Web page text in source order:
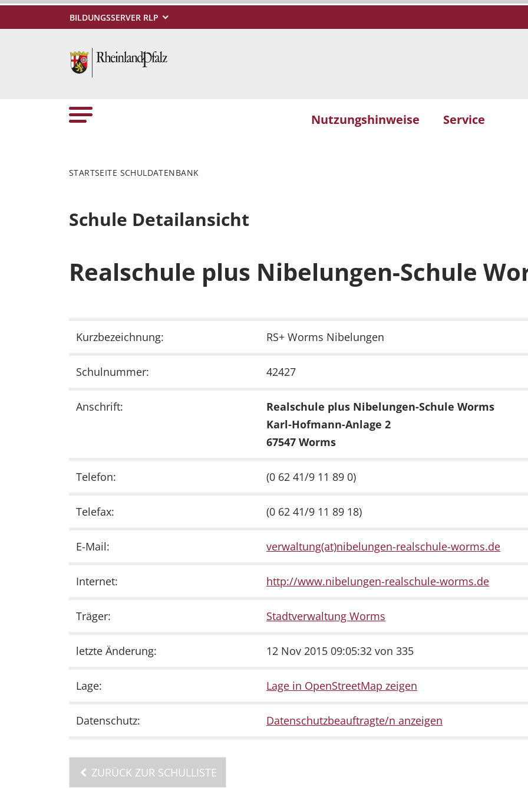
BILDUNGSSERVER RLP
Nutzungshinweise Service
STARTSEITE SCHULDATENBANK
Schule Detailansicht
Realschule plus Nibelungen-Schule
Kurzbezeichnung: RS+ Worms Nibelungen
Schulnummer: 42427
Anschrift:
Realschule plus Nibelungen-Schule Worms
Karl-Hofmann-Anlage 2
67547 Worms
Telefon: (0 62 41/9 11 89 0)
Telefax: (0 62 41/9 11 89 18)
E-Mail: verwaltung(at)nibelungen-realschule-worms.de
Internet: http://www.nibelungen-realschule-worms.de
Träger: Stadtverwaltung Worms
letzte Änderung: 12 Nov 2015 09:05:32 von 335
Lage: Lage in OpenStreetMap zeigen
Datenschutz: Datenschutzbeauftragte/n anzeigen
ZURÜCK ZUR SCHULLISTE